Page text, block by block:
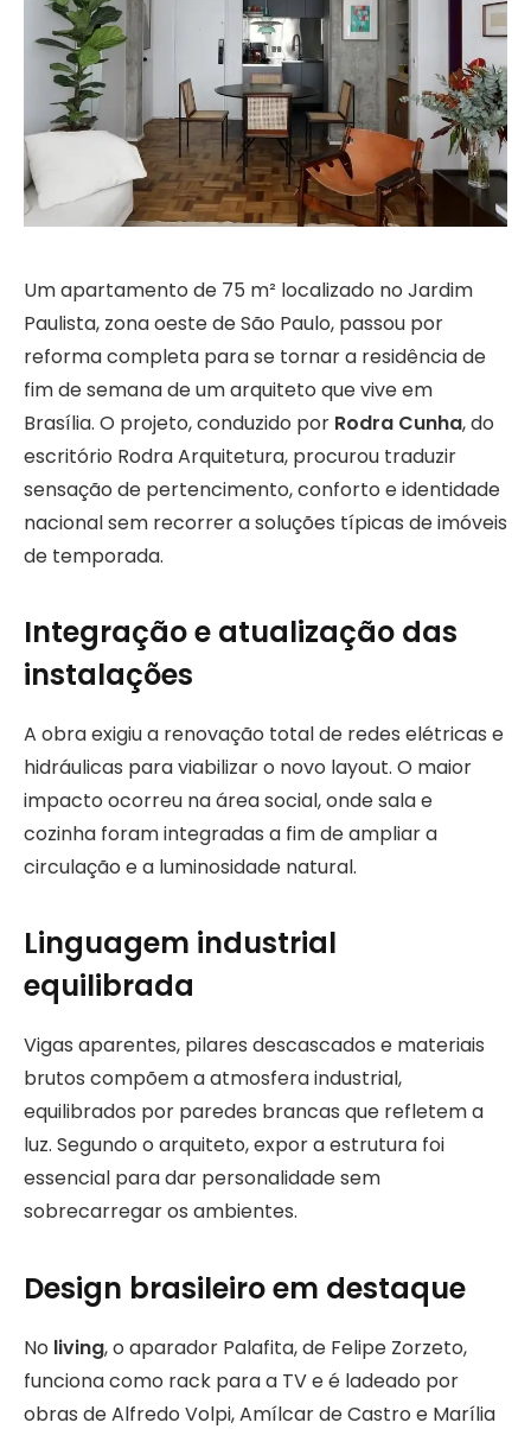
Um apartamento de 75 m² localizado no Jardim
Paulista, zona oeste de São Paulo, passou por
reforma completa para se tornar a residência de
fim de semana de um arquiteto que vive em
Brasília. O projeto, conduzido por Rodra Cunha, do
escritório Rodra Arquitetura, procurou traduzir
sensação de pertencimento, conforto e identidade
nacional sem recorrer a soluções típicas de imóveis
de temporada.
Integração e atualização das
instalações
A obra exigiu a renovação total de redes elétricas e
hidráulicas para viabilizar o novo layout. O maior
impacto ocorreu na área social, onde sala e
cozinha foram integradas a fim de ampliar a
circulação e a luminosidade natural.
Linguagem industrial
equilibrada
Vigas aparentes, pilares descascados e materiais
brutos compõem a atmosfera industrial,
equilibrados por paredes brancas que refletem a
luz. Segundo o arquiteto, expor a estrutura foi
essencial para dar personalidade sem
sobrecarregar os ambientes.
Design brasileiro em destaque
No living, o aparador Palafita, de Felipe Zorzeto,
funciona como rack para a TV e é ladeado por
obras de Alfredo Volpi, Amílcar de Castro e Marília